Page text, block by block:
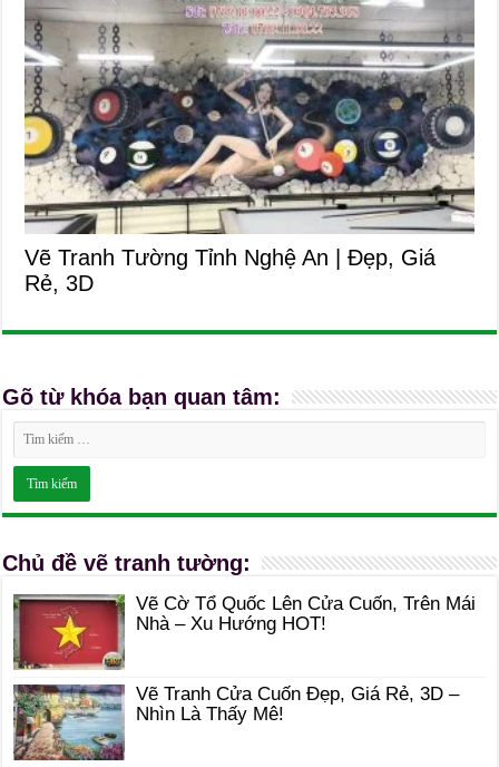
Vẽ Tranh Tường Tỉnh Nghệ An | Đẹp, Giá
Rẻ, 3D
Gõ từ khóa bạn quan tâm:
Chủ đề vẽ tranh tường:
Vẽ Cờ Tổ Quốc Lên Cửa Cuốn, Trên Mái
Nhà – Xu Hướng HOT!
Vẽ Tranh Cửa Cuốn Đẹp, Giá Rẻ, 3D –
Nhìn Là Thấy Mê!